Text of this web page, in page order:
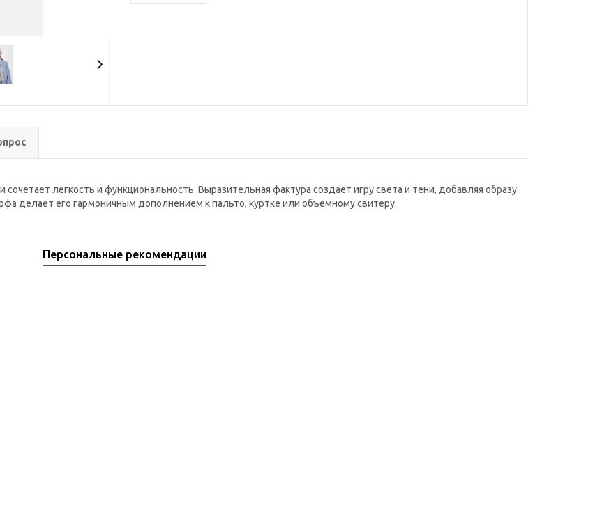
легкость и функциональность. Выразительная фактура создает игру света и тени, добавляя образу
делает его гармоничным дополнением к пальто, куртке или объемному свитеру.
Персональные рекомендации